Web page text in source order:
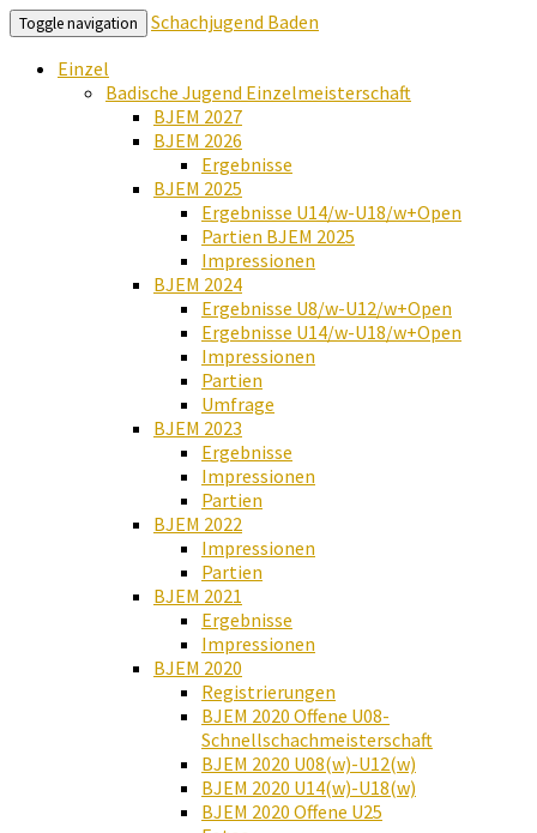
Toggle navigation
Schachjugend Baden
Einzel
Badische Jugend Einzelmeisterschaft
BJEM 2027
BJEM 2026
Ergebnisse
BJEM 2025
Ergebnisse U14/w-U18/w+Open
Partien BJEM 2025
Impressionen
BJEM 2024
Ergebnisse U8/w-U12/w+Open
Ergebnisse U14/w-U18/w+Open
Impressionen
Partien
Umfrage
BJEM 2023
Ergebnisse
Impressionen
Partien
BJEM 2022
Impressionen
Partien
BJEM 2021
Ergebnisse
Impressionen
BJEM 2020
Registrierungen
BJEM 2020 Offene U08-
Schnellschachmeisterschaft
BJEM 2020 U08(w)-U12(w)
BJEM 2020 U14(w)-U18(w)
BJEM 2020 Offene U25